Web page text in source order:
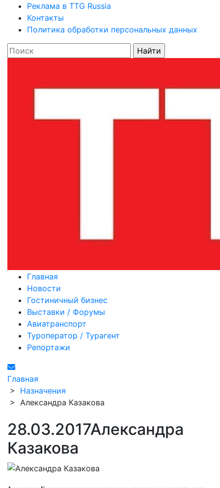
Реклама в TTG Russia
Контакты
Политика обработки персональных данных
Главная
Новости
Гостиничный бизнес
Выставки / Форумы
Авиатранспорт
Туроператор / Турагент
Репортажи
Главная
> Назначения
> Александра Казакова
28.03.2017Александра
Казакова